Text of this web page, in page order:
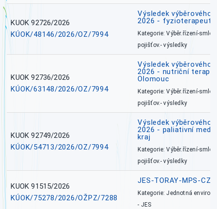
KUOK 92726/2026
KÚOK/48146/2026/OZ/7994
Výsledek výběrového
2026 - fyzioterapeut,
Kategorie: Výběr.řízení-
pojišťov.- výsledky
KUOK 92736/2026
KÚOK/63148/2026/OZ/7994
Výsledek výběrového
2026 - nutriční
Olomouc
Kategorie: Výběr.řízení-
pojišťov.- výsledky
KUOK 92749/2026
KÚOK/54713/2026/OZ/7994
Výsledek výběrového
2026 - paliativní
kraj
Kategorie: Výběr.řízení-
pojišťov.- výsledky
KUOK 91515/2026
KÚOK/75278/2026/OŽPZ/7288
JES-TORAY-MPS-CZ
Kategorie: Jednotná
- JES